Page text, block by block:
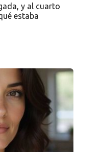
y al cuarto
estaba